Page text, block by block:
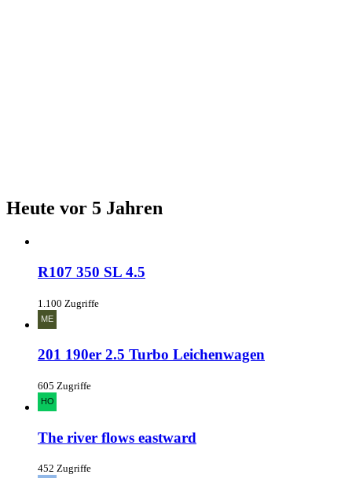
Heute vor 5 Jahren
R107 350 SL 4.5
1.100 Zugriffe
201 190er 2.5 Turbo Leichenwagen
605 Zugriffe
The river flows eastward
452 Zugriffe